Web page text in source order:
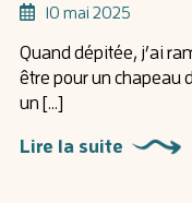
10 mai 2025
Quand dépitée, j’ai
être pour un chapeau
un […]
Lire la suite